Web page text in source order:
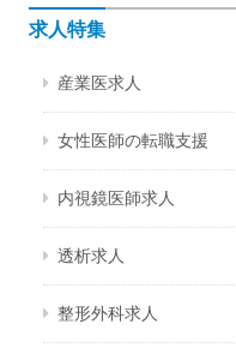
求人特集
産業医求人
女性医師の転職支援
内視鏡医師求人
透析求人
整形外科求人